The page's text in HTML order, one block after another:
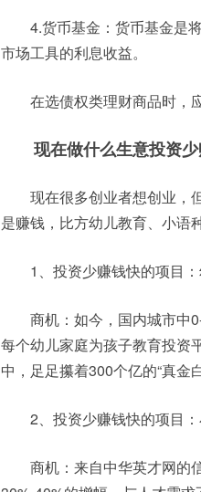
4.货币基金：货币基金是
市场工具的利息收益。
在选债权类理财商品时，
现在做什么生意投资
现在很多创业者想创业，
是赚钱，比方幼儿教育、小语
1、投资少赚钱快的项目
商机：如今，国内城市中
每个幼儿家庭为孩子教育投资
中，足足攥着300个亿的“真金白
2、投资少赚钱快的项目
商机：来自中华英才网的